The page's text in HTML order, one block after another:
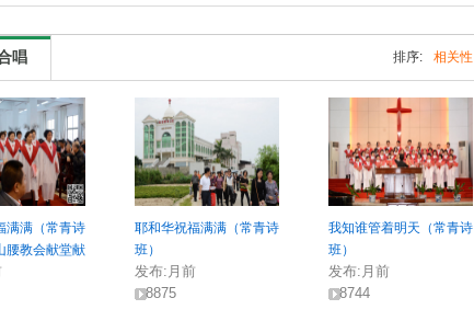
唱 排序: 相关性
满满（常青诗
腰教会献堂献
耶和华祝福满满（常青诗
班）
发布: 月前
8875
我知谁管着明天（常青诗
班）
发布: 月前
8744